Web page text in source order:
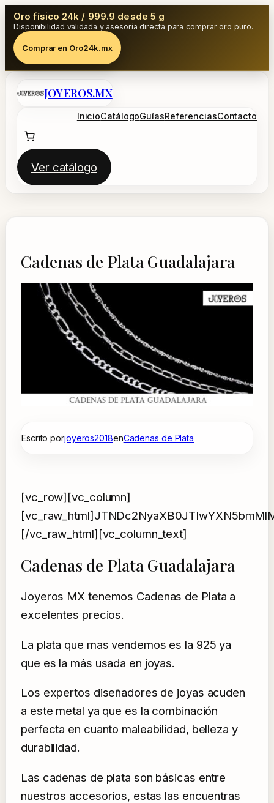
Oro físico 24k / 999.9 desde 5 g
Disponibilidad validada y asesoría directa para comprar oro puro.
Comprar en Oro24k.mx
Saltar
JOYEROS.MX
InicioCatálogoGuíasReferenciasContacto
Ver catálogo
Cadenas de Plata Guadalajara
Escrito porjoyeros2018enCadenas de Plata
[vc_row][vc_column]
[/vc_raw_html][vc_column_text]
Cadenas de Plata Guadalajara
Joyeros MX tenemos Cadenas de Plata a
excelentes precios.
La plata que mas vendemos es la 925 ya
que es la más usada en joyas.
Los expertos diseñadores de joyas acuden
a este metal ya que es la combinación
perfecta en cuanto maleabilidad, belleza y
durabilidad.
Las cadenas de plata son básicas entre
nuestros accesorios, estas las encuentras